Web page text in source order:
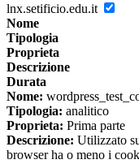
lnx.setificio.edu.it
Nome
Tipologia
Proprieta
Descrizione
Durata
Nome:
Tipologia: analitico
Proprieta: Prima parte
Descrizione: Utilizzato
browser ha o meno i